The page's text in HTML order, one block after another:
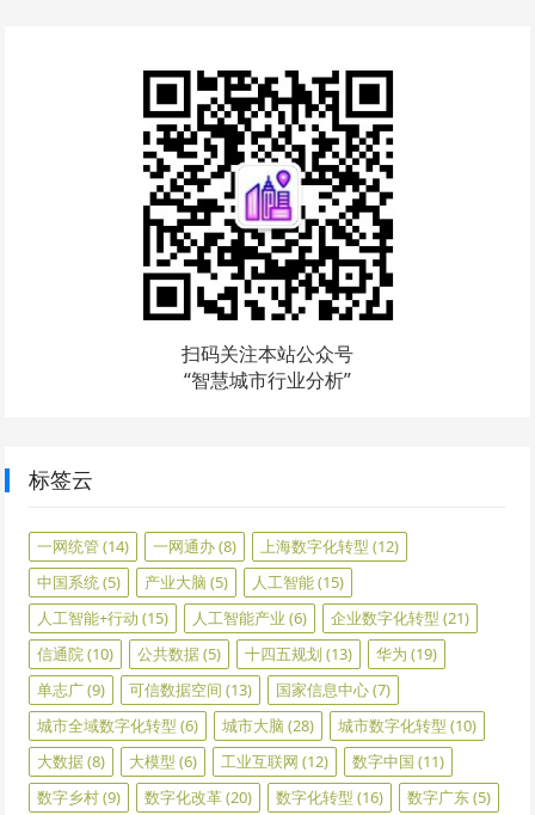
扫码关注本站公众号
“智慧城市行业分析”
标签云
一网统管(14) 一网通办(8) 上海数字化转型 (12)
中国系统(5) 产业大脑 (5) 人工智能(15)
人工智能+行动 (15) 人工智能产业 (6) 企业数字化转型 (21)
信通院(10) 公共数据(5) 十四五规划 (13) 华为 (19)
单志广(9) 可信数据空间 (13) 国家信息中心(7)
城市全域数字化转型 (6) 城市大脑 (28) 城市数字化转型 (10)
大数据(8) 大模型 (6) 工业互联网 (12) 数字中国 (11)
数字乡村(9) 数字化改革(20) 数字化转型 (16) 数字广东(5)